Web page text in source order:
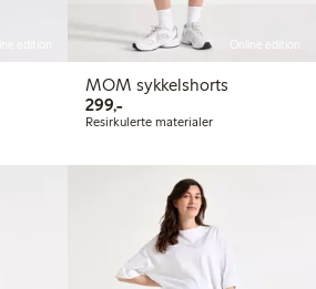
Online edition
MOM sykkelshorts
299,-299,00 kr
Resirkulerte materialer